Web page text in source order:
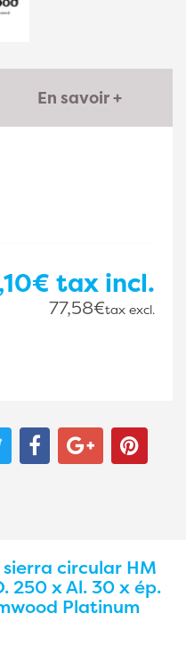
En savoir +
tax incl.
77,58€tax excl.
circular HM
250 x Al. 30 x ép.
Platinum